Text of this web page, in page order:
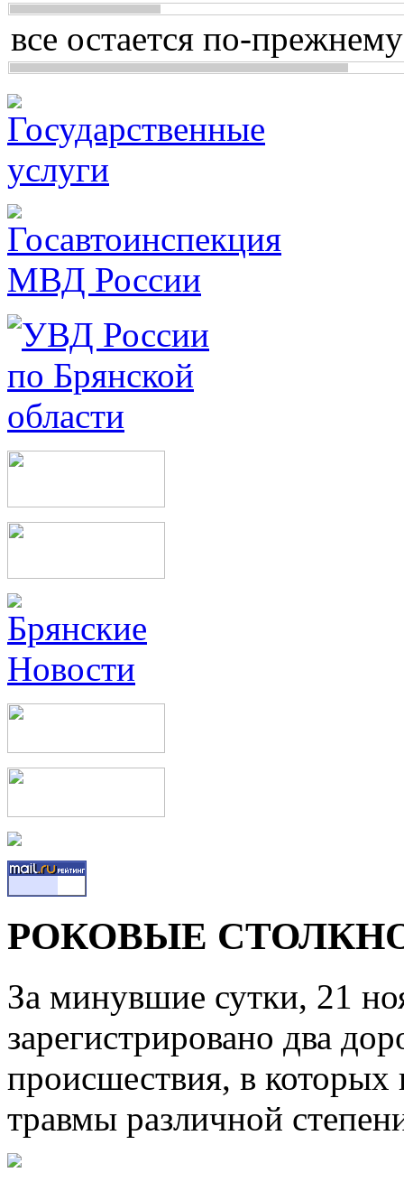
все остается по-
РОКОВЫЕ
За минувшие сутки, 21
зарегистрировано два
происшествия, в которых
травмы различной